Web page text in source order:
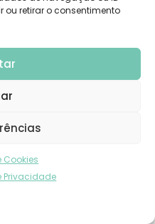
ou retirar o consentimento
Cookies
Privacidade
casca e caroço Oito
de leite magro